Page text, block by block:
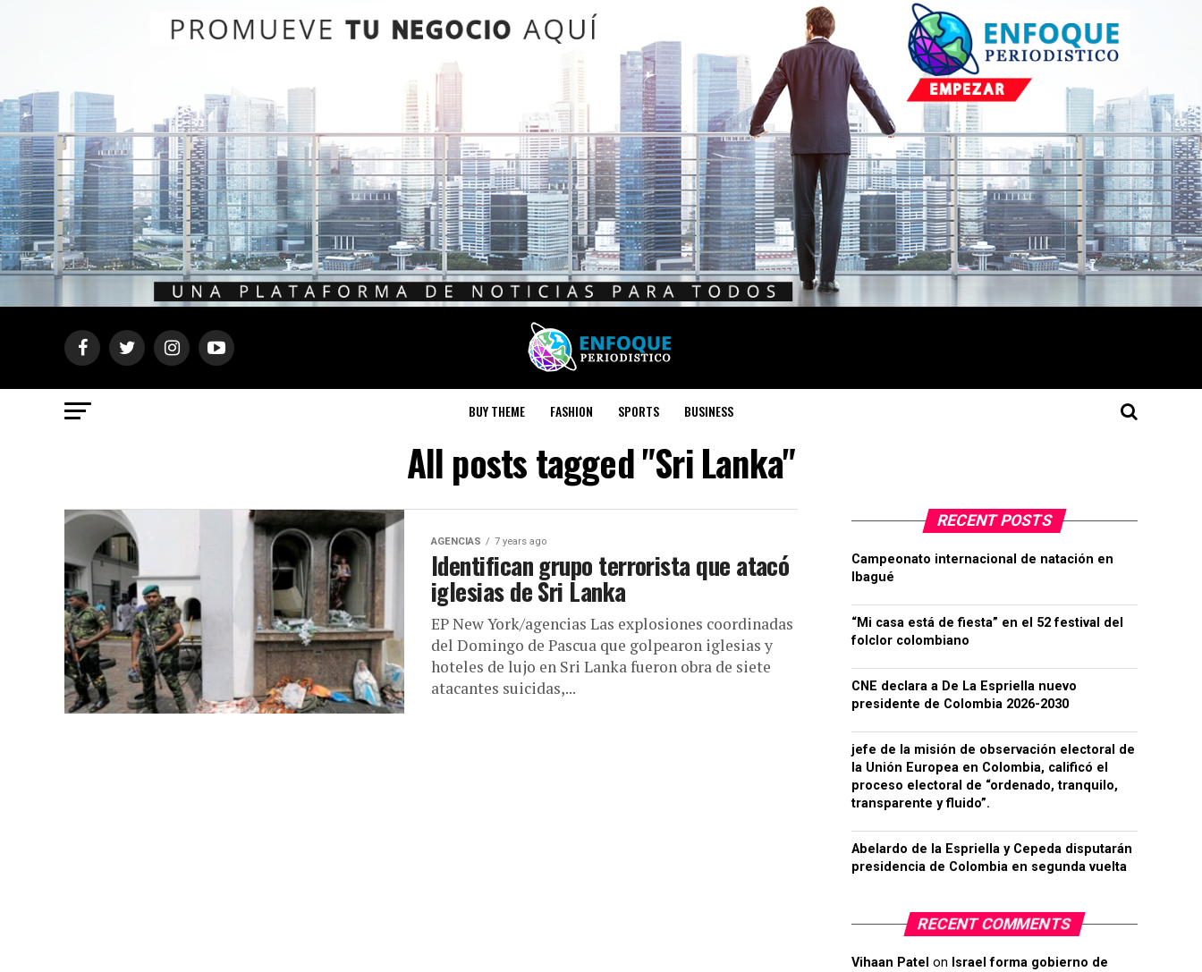
BUY THEME FASHION SPORTS BUSINESS
All posts tagged "Sri Lanka"
AGENCIAS 7 years ago
Identifican grupo terrorista que atacó
iglesias de Sri Lanka
EP New York/agencias Las explosiones coordinadas
del Domingo de Pascua que golpearon iglesias y
hoteles de lujo en Sri Lanka fueron obra de siete
atacantes suicidas,...
RECENT POSTS
Campeonato internacional de natación en
Ibagué
“Mi casa está de fiesta” en el 52 festival del
folclor colombiano
CNE declara a De La Espriella nuevo
presidente de Colombia 2026-2030
jefe de la misión de observación electoral de
la Unión Europea en Colombia, calificó el
proceso electoral de “ordenado, tranquilo,
transparente y fluido”.
Abelardo de la Espriella y Cepeda disputarán
presidencia de Colombia en segunda vuelta
RECENT COMMENTS
Vihaan Patel on Israel forma gobierno de